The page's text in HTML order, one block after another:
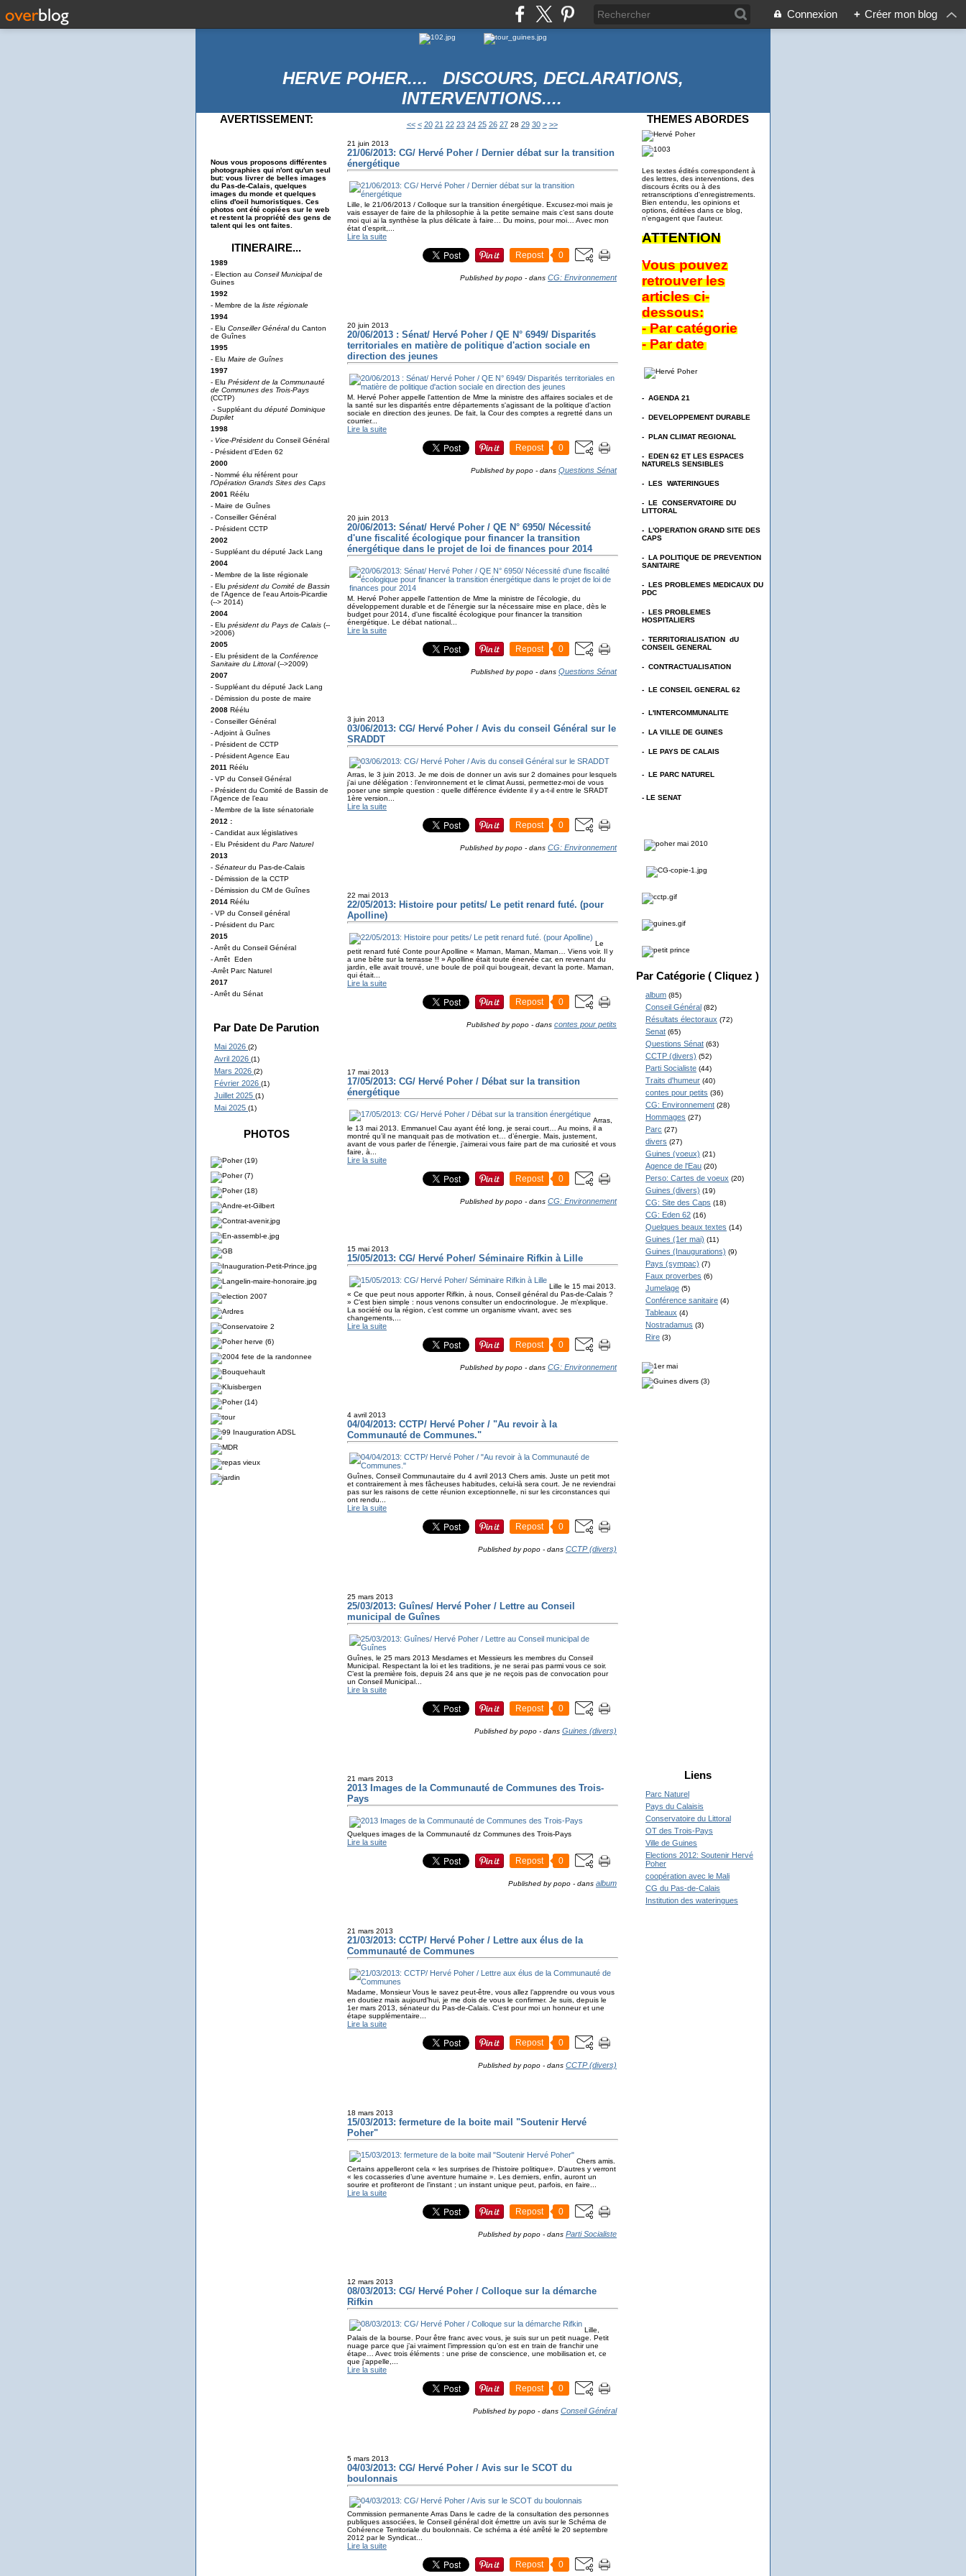
Connexion + Créer mon blog
HERVE POHER.... DISCOURS, DECLARATIONS,
INTERVENTIONS....
AVERTISSEMENT:
Nous vous proposons différentes
photographies qui n'ont qu'un seul
but: vous livrer de belles images
du Pas-de-Calais, quelques
images du monde et quelques
clins d'oeil humoristiques. Ces
photos ont été copiées sur le web
et restent la propriété des gens de
talent qui les ont faites.
ITINERAIRE...
1989
- Election au Conseil Municipalde
Guines
1992
- Membre de la liste régionale
1994
- Elu Conseiller Généraldu Canton
de Guînes
1995
- Elu Maire de Guînes
1997
- Elu Président de la Communauté
de Communes des Trois-Pays
(CCTP)
- Suppléant du député Dominique
Dupilet
1998
- Vice-Président du Conseil Général
- Président d'Eden 62
2000
- Nommé élu référent pour
l'Opération Grands Sites des Caps
2001 Réélu
- Maire de Guînes
- Conseiller Général
- Président CCTP
2002
- Suppléant du député Jack Lang
2004
- Membre de la liste régionale
- Elu président du Comité de Bassin
de l'Agence de l'eau Artois-Picardie
(--> 2014)
2004
- Elu président du Pays de Calais (--
>2006)
2005
- Elu président de la Conférence
Sanitaire du Littoral(-->2009)
2007
- Suppléant du député Jack Lang
- Démission du poste de maire
2008 Réélu
- Conseiller Général
- Adjoint à Guînes
- Président de CCTP
- Président Agence Eau
2011 Réélu
- VP du Conseil Général
- Président du Comité de Bassin de
l’Agence de l’eau
- Membre de la liste sénatoriale
2012 :
- Candidat aux législatives
- Elu Président du Parc Naturel
2013
- Sénateurdu Pas-de-Calais
- Démission de la CCTP
- Démission du CM de Guînes
2014 Réélu
- VP du Conseil général
- Président du Parc
2015
- Arrêt du Conseil Général
- Arrêt Eden
-Arrêt Parc Naturel
2017
- Arrêt du Sénat
Par Date De Parution
Mai 2026 (2)
Avril 2026 (1)
Mars 2026 (2)
Février 2026 (1)
Juillet 2025 (1)
Mai 2025 (1)
PHOTOS
<< < 10
20 21 22 23 24 25 26 27 28 29 30 40
50
> >>
21 juin 2013
21/06/2013: CG/ Hervé Poher / Dernier débat sur la transition
énergétique
Lille, le 21/06/2013 / Colloque sur la transition énergétique. Excusez-moi mais je
vais essayer de faire de la philosophie à la petite semaine mais c’est sans doute
moi qui ai la synthèse la plus délicate à faire… Du moins, pour moi… Avec mon
état d’esprit,...
Lire la suite
Repost 0
Published by popo - dans CG: Environnement
20 juin 2013
20/06/2013 : Sénat/ Hervé Poher / QE N° 6949/ Disparités
territoriales en matière de politique d'action sociale en
direction des jeunes
M. Hervé Poher appelle l'attention de Mme la ministre des affaires sociales et de
la santé sur les disparités entre départements s'agissant de la politique d'action
sociale en direction des jeunes. De fait, la Cour des comptes a regretté dans un
courrier...
Lire la suite
Repost 0
Published by popo - dans Questions Sénat
20 juin 2013
20/06/2013: Sénat/ Hervé Poher / QE N° 6950/ Nécessité
d'une fiscalité écologique pour financer la transition
énergétique dans le projet de loi de finances pour 2014
M. Hervé Poher appelle l'attention de Mme la ministre de l'écologie, du
développement durable et de l'énergie sur la nécessaire mise en place, dès le
budget pour 2014, d'une fiscalité écologique pour financer la transition
énergétique. Le débat national...
Lire la suite
Repost 0
Published by popo - dans Questions Sénat
3 juin 2013
03/06/2013: CG/ Hervé Poher / Avis du conseil Général sur le
SRADDT
Arras, le 3 juin 2013. Je me dois de donner un avis sur 2 domaines pour lesquels
j’ai une délégation : l’environnement et le climat Aussi, permettez-moi de vous
poser une simple question : quelle différence évidente il y a-t-il entre le SRADT
1ère version...
Lire la suite
Repost 0
Published by popo - dans CG: Environnement
22 mai 2013
22/05/2013: Histoire pour petits/ Le petit renard futé. (pour
Apolline)
Le
petit renard futé Conte pour Apolline « Maman, Maman, Maman… Viens voir. Il y
a une bête sur la terrasse !! » Apolline était toute énervée car, en revenant du
jardin, elle avait trouvé, une boule de poil qui bougeait, devant la porte. Maman,
qui était...
Lire la suite
Repost 0
Published by popo - dans contes pour petits
17 mai 2013
17/05/2013: CG/ Hervé Poher / Débat sur la transition
énergétique
Arras,
le 13 mai 2013. Emmanuel Cau ayant été long, je serai court… Au moins, il a
montré qu’il ne manquait pas de motivation et… d’énergie. Mais, justement,
avant de vous parler de l’énergie, j’aimerai vous faire part de ma curiosité et vous
faire, à...
Lire la suite
Repost 0
Published by popo - dans CG: Environnement
15 mai 2013
15/05/2013: CG/ Hervé Poher/ Séminaire Rifkin à Lille
Lille le 15 mai 2013.
« Ce que peut nous apporter Rifkin, à nous, Conseil général du Pas-de-Calais ?
» C’est bien simple : nous venons consulter un endocrinologue. Je m’explique.
La société ou la région, c’est comme un organisme vivant, avec ses
changements,...
Lire la suite
Repost 0
Published by popo - dans CG: Environnement
4 avril 2013
04/04/2013: CCTP/ Hervé Poher / "Au revoir à la
Communauté de Communes."
Guînes, Conseil Communautaire du 4 avril 2013 Chers amis. Juste un petit mot
et contrairement à mes fâcheuses habitudes, celui-là sera court. Je ne reviendrai
pas sur les raisons de cette réunion exceptionnelle, ni sur les circonstances qui
ont rendu...
Lire la suite
Repost 0
Published by popo - dans CCTP (divers)
25 mars 2013
25/03/2013: Guînes/ Hervé Poher / Lettre au Conseil
municipal de Guînes
Guînes, le 25 mars 2013 Mesdames et Messieurs les membres du Conseil
Municipal. Respectant la loi et les traditions, je ne serai pas parmi vous ce soir.
C’est la première fois, depuis 24 ans que je ne reçois pas de convocation pour
un Conseil Municipal...
Lire la suite
Repost 0
Published by popo - dans Guines (divers)
21 mars 2013
2013 Images de la Communauté de Communes des Trois-
Pays
Quelques images de la Communauté dz Communes des Trois-Pays
Lire la suite
Repost 0
Published by popo - dans album
21 mars 2013
21/03/2013: CCTP/ Hervé Poher / Lettre aux élus de la
Communauté de Communes
Madame, Monsieur Vous le savez peut-être, vous allez l’apprendre ou vous vous
en doutiez mais aujourd’hui, je me dois de vous le confirmer. Je suis, depuis le
1er mars 2013, sénateur du Pas-de-Calais. C’est pour moi un honneur et une
étape supplémentaire...
Lire la suite
Repost 0
Published by popo - dans CCTP (divers)
18 mars 2013
15/03/2013: fermeture de la boite mail "Soutenir Hervé
Poher"
Chers amis.
Certains appelleront cela « les surprises de l’histoire politique». D’autres y verront
« les cocasseries d’une aventure humaine ». Les derniers, enfin, auront un
sourire et profiteront de l’instant ; un instant unique peut, parfois, en faire...
Lire la suite
Repost 0
Published by popo - dans Parti Socialiste
12 mars 2013
08/03/2013: CG/ Hervé Poher / Colloque sur la démarche
Rifkin
Lille,
Palais de la bourse. Pour être franc avec vous, je suis sur un petit nuage. Petit
nuage parce que j’ai vraiment l’impression qu’on est en train de franchir une
étape… Avec trois éléments : une prise de conscience, une mobilisation et, ce
que j’appelle,...
Lire la suite
Repost 0
Published by popo - dans Conseil Général
5 mars 2013
04/03/2013: CG/ Hervé Poher / Avis sur le SCOT du
boulonnais
Commission permanente Arras Dans le cadre de la consultation des personnes
publiques associées, le Conseil général doit émettre un avis sur le Schéma de
Cohérence Territoriale du boulonnais. Ce schéma a été arrêté le 20 septembre
2012 par le Syndicat...
Lire la suite
Repost 0
THEMES ABORDES
Les textes édités correspondent à
des lettres, des interventions, des
discours écrits ou à des
retranscriptions d'enregistrements.
Bien entendu, les opinions et
options, éditées dans ce blog,
n'engagent que l'auteur.
ATTENTION
Vous pouvez
retrouver les
articles ci-
dessous:
- Par catégorie
- Par date
- AGENDA 21
- DEVELOPPEMENT DURABLE
- PLAN CLIMAT REGIONAL
- EDEN 62 ET LES ESPACES
NATURELS SENSIBLES
- LES WATERINGUES
- LE CONSERVATOIRE DU
LITTORAL
- L'OPERATION GRAND SITE DES
CAPS
- LA POLITIQUE DE PREVENTION
SANITAIRE
- LES PROBLEMES MEDICAUX DU
PDC
- LES PROBLEMES
HOSPITALIERS
- TERRITORIALISATION dU
CONSEIL GENERAL
- CONTRACTUALISATION
- LE CONSEIL GENERAL 62
- L'INTERCOMMUNALITE
- LA VILLE DE GUINES
- LE PAYS DE CALAIS
- LE PARC NATUREL
- LE SENAT
Par Catégorie ( Cliquez )
album (85)
Conseil Général (82)
Résultats électoraux (72)
Senat (65)
Questions Sénat (63)
CCTP (divers) (52)
Parti Socialiste (44)
Traits d'humeur (40)
contes pour petits (36)
CG: Environnement (28)
Hommages (27)
Parc (27)
divers (27)
Guines (voeux) (21)
Agence de l'Eau (20)
Perso: Cartes de voeux (20)
Guines (divers) (19)
CG: Site des Caps (18)
CG: Eden 62 (16)
Quelques beaux textes (14)
Guines (1er mai) (11)
Guines (Inaugurations) (9)
Pays (sympac) (7)
Faux proverbes (6)
Jumelage (5)
Conférence sanitaire (4)
Tableaux (4)
Nostradamus (3)
Rire (3)
Liens
Parc Naturel
Pays du Calaisis
Conservatoire du Littoral
OT des Trois-Pays
Ville de Guines
Elections 2012: Soutenir Hervé
Poher
coopération avec le Mali
CG du Pas-de-Calais
Institution des wateringues